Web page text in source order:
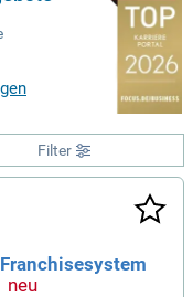
Filter